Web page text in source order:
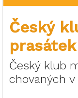
Login
Katalog
Haustierservices
Shop
Český
prasátek
Český klub
chovaných